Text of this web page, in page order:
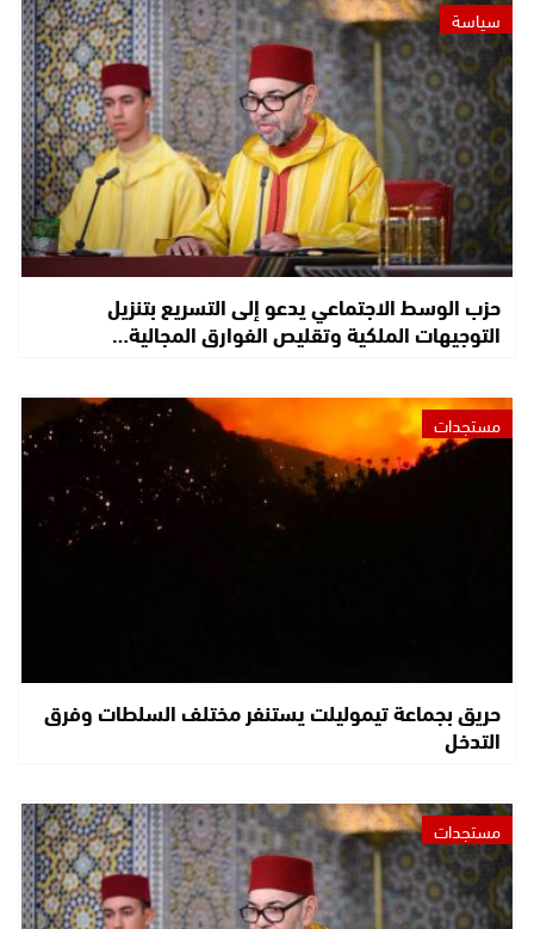
سياسة
حزب الوسط الاجتماعي يدعو إلى التسريع بتنزيل
التوجيهات الملكية وتقليص الفوارق المجالية…
مستجدات
حريق بجماعة تيموليلت يستنفر مختلف السلطات وفرق
التدخل
مستجدات